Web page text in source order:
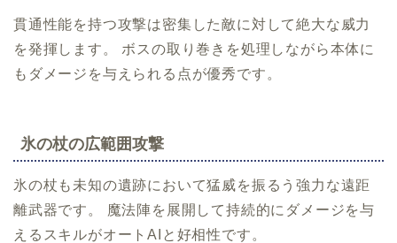
貫通性能を持つ攻撃は密集した敵に対して絶大な威力
を発揮します。 ボスの取り巻きを処理しながら本体に
もダメージを与えられる点が優秀です。
氷の杖の広範囲攻撃
氷の杖も未知の遺跡において猛威を振るう強力な遠距
離武器です。 魔法陣を展開して持続的にダメージを与
えるスキルがオートAIと好相性です。